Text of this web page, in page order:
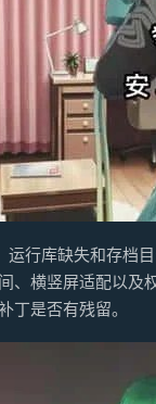
行库缺失和存档
、横竖屏适配以
丁是否有残留。